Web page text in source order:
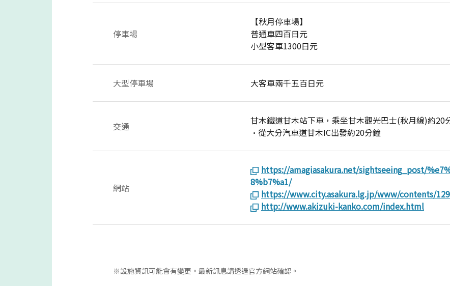
停車場
【秋月停車場】
普通車四百日元
小型客車1300日元
大型停車場 大客車兩千五百日元
交通
甘木鐵道甘木站下車，乘坐甘木觀光巴士(秋月線)約20
·從大分汽車道甘木IC出發約20分鐘
網站
https://amagiasakura.net/sightseeing_post/
8%b7%a1/
https://www.city.asakura.lg.jp/www/contents/
http://www.akizuki-kanko.com/index.html
※設施資訊可能會有變更。最新訊息請透過官方網站確認。